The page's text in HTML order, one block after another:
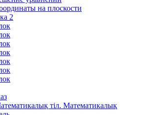
на плоскости
2
тіл. Математикалық